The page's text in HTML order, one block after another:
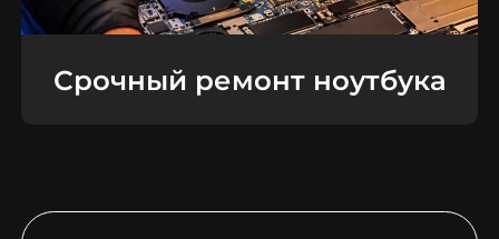
Срочный ремонт ноутбука